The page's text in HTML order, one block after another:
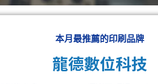
本月最推薦的印刷品牌
龍德數位科技